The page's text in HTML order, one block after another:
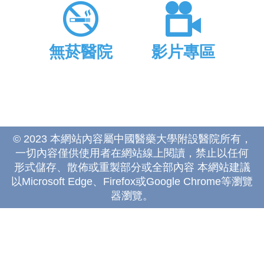
無菸醫院 影片專區
© 2023 本網站內容屬中國醫藥大學附設醫院所有，
一切內容僅供使用者在網站線上閱讀，禁止以任何
形式儲存、散佈或重製部分或全部內容 本網站建議
以Microsoft Edge、Firefox或Google Chrome等瀏覽
器瀏覽。